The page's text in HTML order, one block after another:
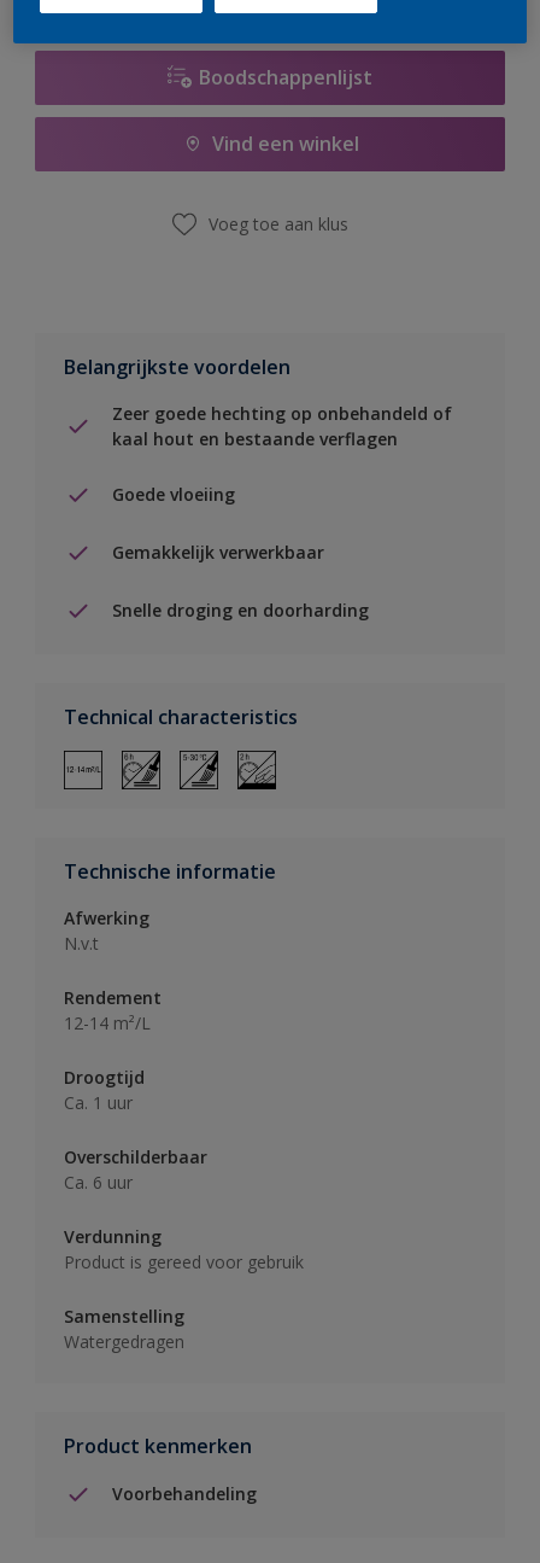
Boodschappenlijst
Vind een winkel
Voeg toe aan klus
Belangrijkste voordelen
Zeer goede hechting op onbehandeld of
kaal hout en bestaande verflagen
Goede vloeiing
Gemakkelijk verwerkbaar
Snelle droging en doorharding
Technical characteristics
Technische informatie
Afwerking
N.v.t
Rendement
12-14 m²/L
Droogtijd
Ca. 1 uur
Overschilderbaar
Ca. 6 uur
Verdunning
Product is gereed voor gebruik
Samenstelling
Watergedragen
Product kenmerken
Voorbehandeling